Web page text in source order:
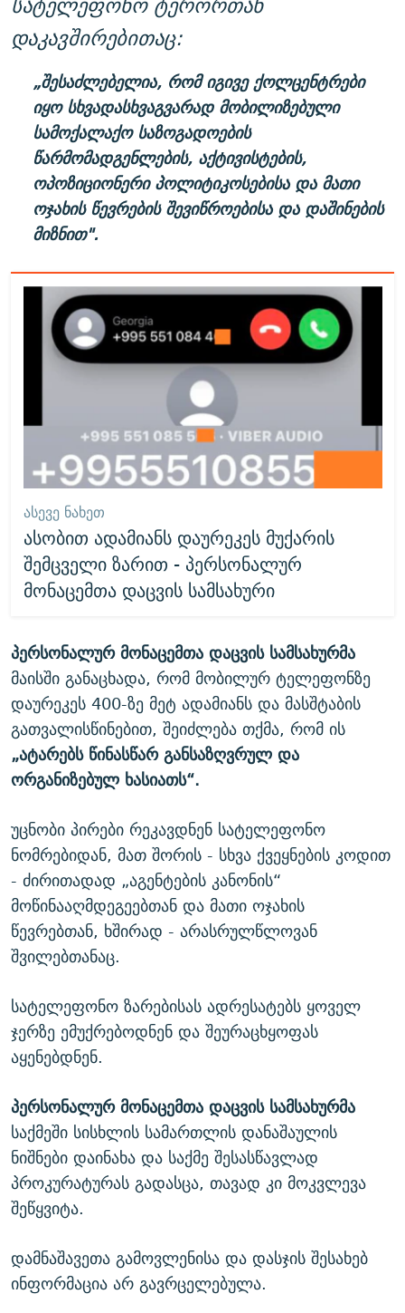
დაკავშირებითაც:
„შესაძლებელია, რომ იგივე ქოლცენტრები
იყო სხვადასხვაგვარად მობილიზებული
სამოქალაქო საზოგადოების
წარმომადგენლების, აქტივისტების,
ოპოზიციონერი პოლიტიკოსებისა და მათი
ოჯახის წევრების შევიწროებისა და დაშინების
მიზნით".
ᲐᲡᲔᲕᲔ ᲜᲐᲮᲔᲗ
ასობით ადამიანს დაურეკეს მუქარის
შემცველი ზარით - პერსონალურ
მონაცემთა დაცვის სამსახური
პერსონალურმონაცემთა დაცვის სამსახურმა
მაისში განაცხადა, რომ მობილურ ტელეფონზე
დაურეკეს 400-ზე მეტ ადამიანს და მასშტაბის
გათვალისწინებით, შეიძლება თქმა, რომ ის
„ატარებს წინასწარ განსაზღვრულ და
ორგანიზებულ ხასიათს“.
უცნობი პირები რეკავდნენ სატელეფონო
ნომრებიდან, მათ შორის - სხვა ქვეყნების კოდით
- ძირითადად „აგენტების კანონის“
მოწინააღმდეგეებთან და მათი ოჯახის
წევრებთან, ხშირად - არასრულწლოვან
შვილებთანაც.
სატელეფონო ზარებისას ადრესატებს ყოველ
ჯერზე ემუქრებოდნენ და შეურაცხყოფას
აყენებდნენ.
პერსონალურმონაცემთა დაცვის სამსახურმა
საქმეში სისხლის სამართლის დანაშაულის
ნიშნები დაინახა და საქმე შესასწავლად
პროკურატურას გადასცა, თავად კი მოკვლევა
შეწყვიტა.
დამნაშავეთა გამოვლენისა და დასჯის შესახებ
ინფორმაცია არ გავრცელებულა.